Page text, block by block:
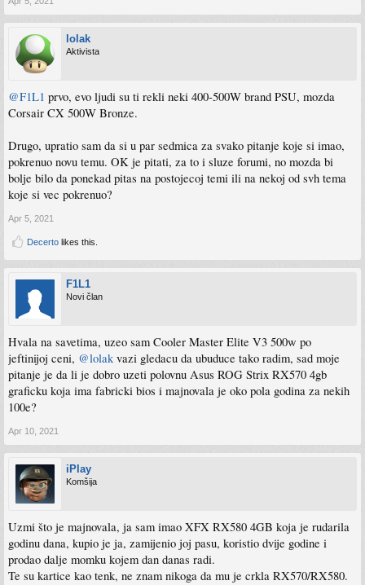
lolak
Aktivista
@F1L1 prvo, evo ljudi su ti rekli neki 400-500W brand PSU, mozda
Corsair CX 500W Bronze.
Drugo, upratio sam da si u par sedmica za svako pitanje koje si imao,
pokrenuo novu temu. OK je pitati, za to i sluze forumi, no mozda bi
bolje bilo da ponekad pitas na postojecoj temi ili na nekoj od svh tema
koje si vec pokrenuo?
Apr 5, 2021
Decerto likes this.
F1L1
Novi član
Hvala na savetima, uzeo sam Cooler Master Elite V3 500w po
jeftinijoj ceni, @lolak vazi gledacu da ubuduce tako radim, sad moje
pitanje je da li je dobro uzeti polovnu Asus ROG Strix RX570 4gb
graficku koja ima fabricki bios i majnovala je oko pola godina za nekih
100e?
Apr 10, 2021
iPlay
Komšija
Uzmi što je majnovala, ja sam imao XFX RX580 4GB koja je rudarila
godinu dana, kupio je ja, zamijenio joj pasu, koristio dvije godine i
prodao dalje momku kojem dan danas radi.
Te su kartice kao tenk, ne znam nikoga da mu je crkla RX570/RX580.